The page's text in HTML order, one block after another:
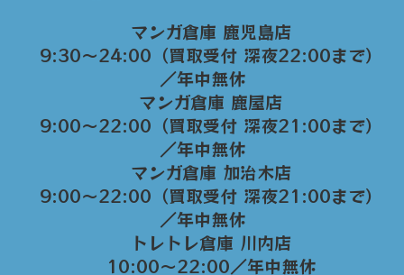
マンガ倉庫 鹿児島店
9:30～24:00（買取受付 深夜22:00まで）
／年中無休
マンガ倉庫 鹿屋店
9:00～22:00（買取受付 深夜21:00まで）
／年中無休
マンガ倉庫 加治木店
9:00〜22:00（買取受付 深夜21:00まで）
／年中無休
トレトレ倉庫 川内店
10:00〜22:00／年中無休